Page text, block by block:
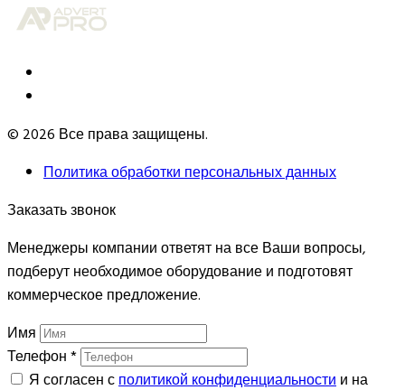
© 2026 Все права защищены.
Политика обработки персональных данных
Заказать звонок
Менеджеры компании ответят на все Ваши вопросы,
подберут необходимое оборудование и подготовят
коммерческое предложение.
Имя
Телефон*
Я согласен сполитикой конфиденциальностии на